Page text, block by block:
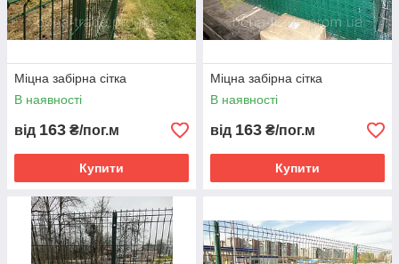
Міцна забірна сітка
В наявності
від 163 ₴/пог.м
Купити
Міцна забірна сітка
В наявності
від 163 ₴/пог.м
Купити